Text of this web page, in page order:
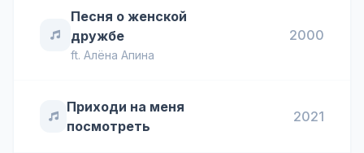
Песня о женской
дружбе
ft.Алёна Апина
2000
Приходи на меня
посмотреть
2021